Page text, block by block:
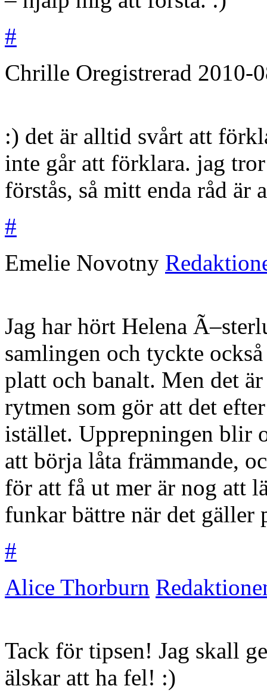
#
Chrille Oregistrerad 2010-
:) det är alltid svårt att
inte går att förklara. jag
förstås, så mitt enda råd är
#
Emelie Novotny
Jag har hört Helena
samlingen och tyckte
platt och banalt. Men det
rytmen som gör att det
istället. Upprepningen blir
att börja låta främmande,
för att få ut mer är nog att
funkar bättre när det gäller
#
Alice Thorburn
Tack för tipsen! Jag skall
älskar att ha fel! :)